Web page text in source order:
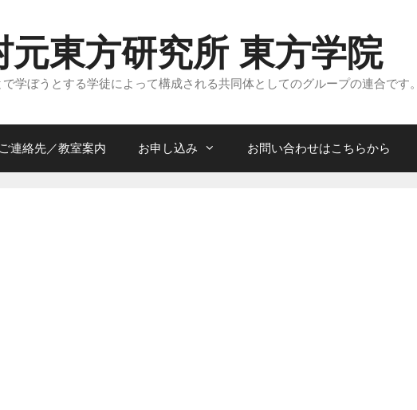
東方研究所 東方学院
学ぼうとする学徒によって構成される共同体としてのグループの連合です。
ご連絡先／教室案内 お申し込み お問い合わせはこちらから